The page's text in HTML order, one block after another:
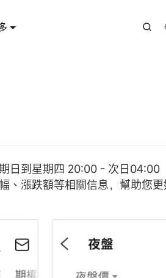
日到星期四 20:00 - 次日04:00
漲跌額等相關信息，幫助您